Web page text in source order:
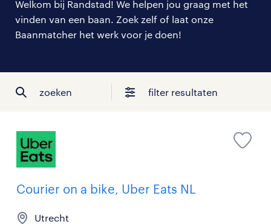
over randstad
Welkom bij Randstad! We helpen jou graag met het
vinden van een baan. Zoek zelf of laat onze
Baanmatcher het werk voor je doen!
zoeken filter resultaten
Courier on a bike, Uber Eats NL
Utrecht